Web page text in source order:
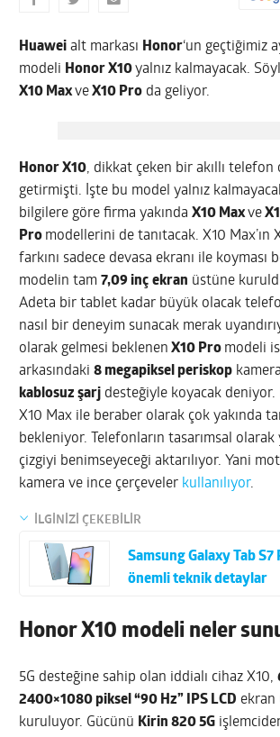
Huawei alt markası Honor‘un geçtiğimiz
modeli Honor X10yalnız kalmayacak.
X10 MaxveX10 Pro da geliyor.
Honor X10, dikkat çeken bir akıllı telefon
getirmişti. İşte bu model yalnız
bilgilere göre firma yakındaX10 Maxve
Pro modellerini de tanıtacak. X10 Max’ın
farkını sadece devasa ekranı ile koyması
modelin tam7,09 inç ekran üstüne
Adeta bir tablet kadar büyük olacak
nasıl bir deneyim sunacak merak
olarak gelmesi beklenen X10 Pro modeli
arkasındaki8 megapiksel periskop
kablosuz şarj desteğiyle koyacak
X10 Max ile beraber olarak çok yakında
bekleniyor. Telefonların tasarımsal olarak
çizgiyi benimseyeceği aktarılıyor. Yani
kamera ve ince çerçeveler kullanılıyor.
İLGİNİZİ ÇEKEBİLİR
Samsung Galaxy Tab S7
önemli teknik detaylar
Honor X10 modeli neler
5G desteğine sahip olan iddialı cihaz X10,
2400×1080 piksel “90 Hz” IPS LCD ekran
kuruluyor. Gücünü Kirin 820 5G